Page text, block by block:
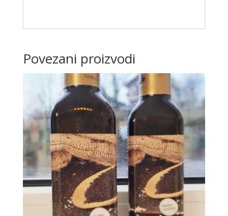
Povezani proizvodi